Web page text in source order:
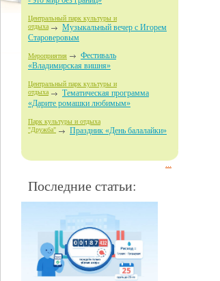
Центральный парк культуры и
отдыха
Музыкальный вечер с Игорем
Староверовым
Мероприятия
Фестиваль
«Владимирская вишня»
Центральный парк культуры и
отдыха
Тематическая программа
«Дарите ромашки любимым»
Парк культуры и отдыха
"Дружба" Праздник «День балалайки»
Последние статьи: